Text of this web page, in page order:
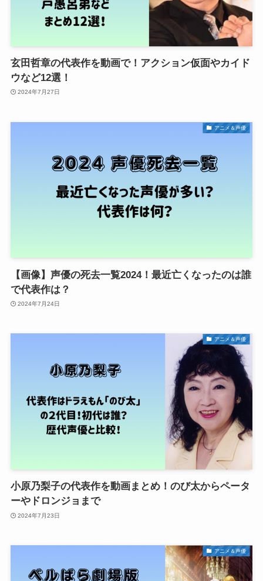
玄田哲章の代表作を動画で！アクション仮面やカイド
ウなど12選！
2024年7月27日
アニメ＆声優
【画像】声優の死去一覧2024！最近亡くなったのは誰
で代表作は？
2024年7月24日
アニメ＆声優
小原乃梨子の代表作を動画まとめ！のび太からペータ
ーやドロンジョまで
2024年7月23日
アニメ＆声優